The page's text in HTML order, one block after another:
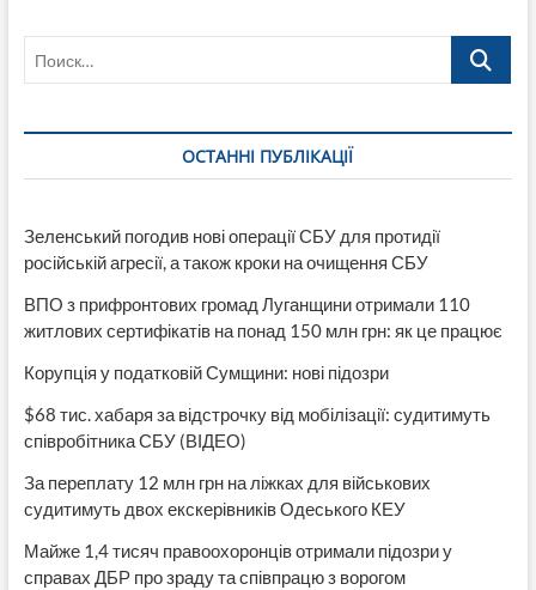
Поиск…
ОСТАННІ ПУБЛІКАЦІЇ
Зеленський погодив нові операції СБУ для протидії
російській агресії, а також кроки на очищення СБУ
ВПО з прифронтових громад Луганщини отримали 110
житлових сертифікатів на понад 150 млн грн: як це працює
Корупція у податковій Сумщини: нові підозри
$68 тис. хабаря за відстрочку від мобілізації: судитимуть
співробітника СБУ (ВІДЕО)
За переплату 12 млн грн на ліжках для військових
судитимуть двох екскерівників Одеського КЕУ
Майже 1,4 тисяч правоохоронців отримали підозри у
справах ДБР про зраду та співпрацю з ворогом